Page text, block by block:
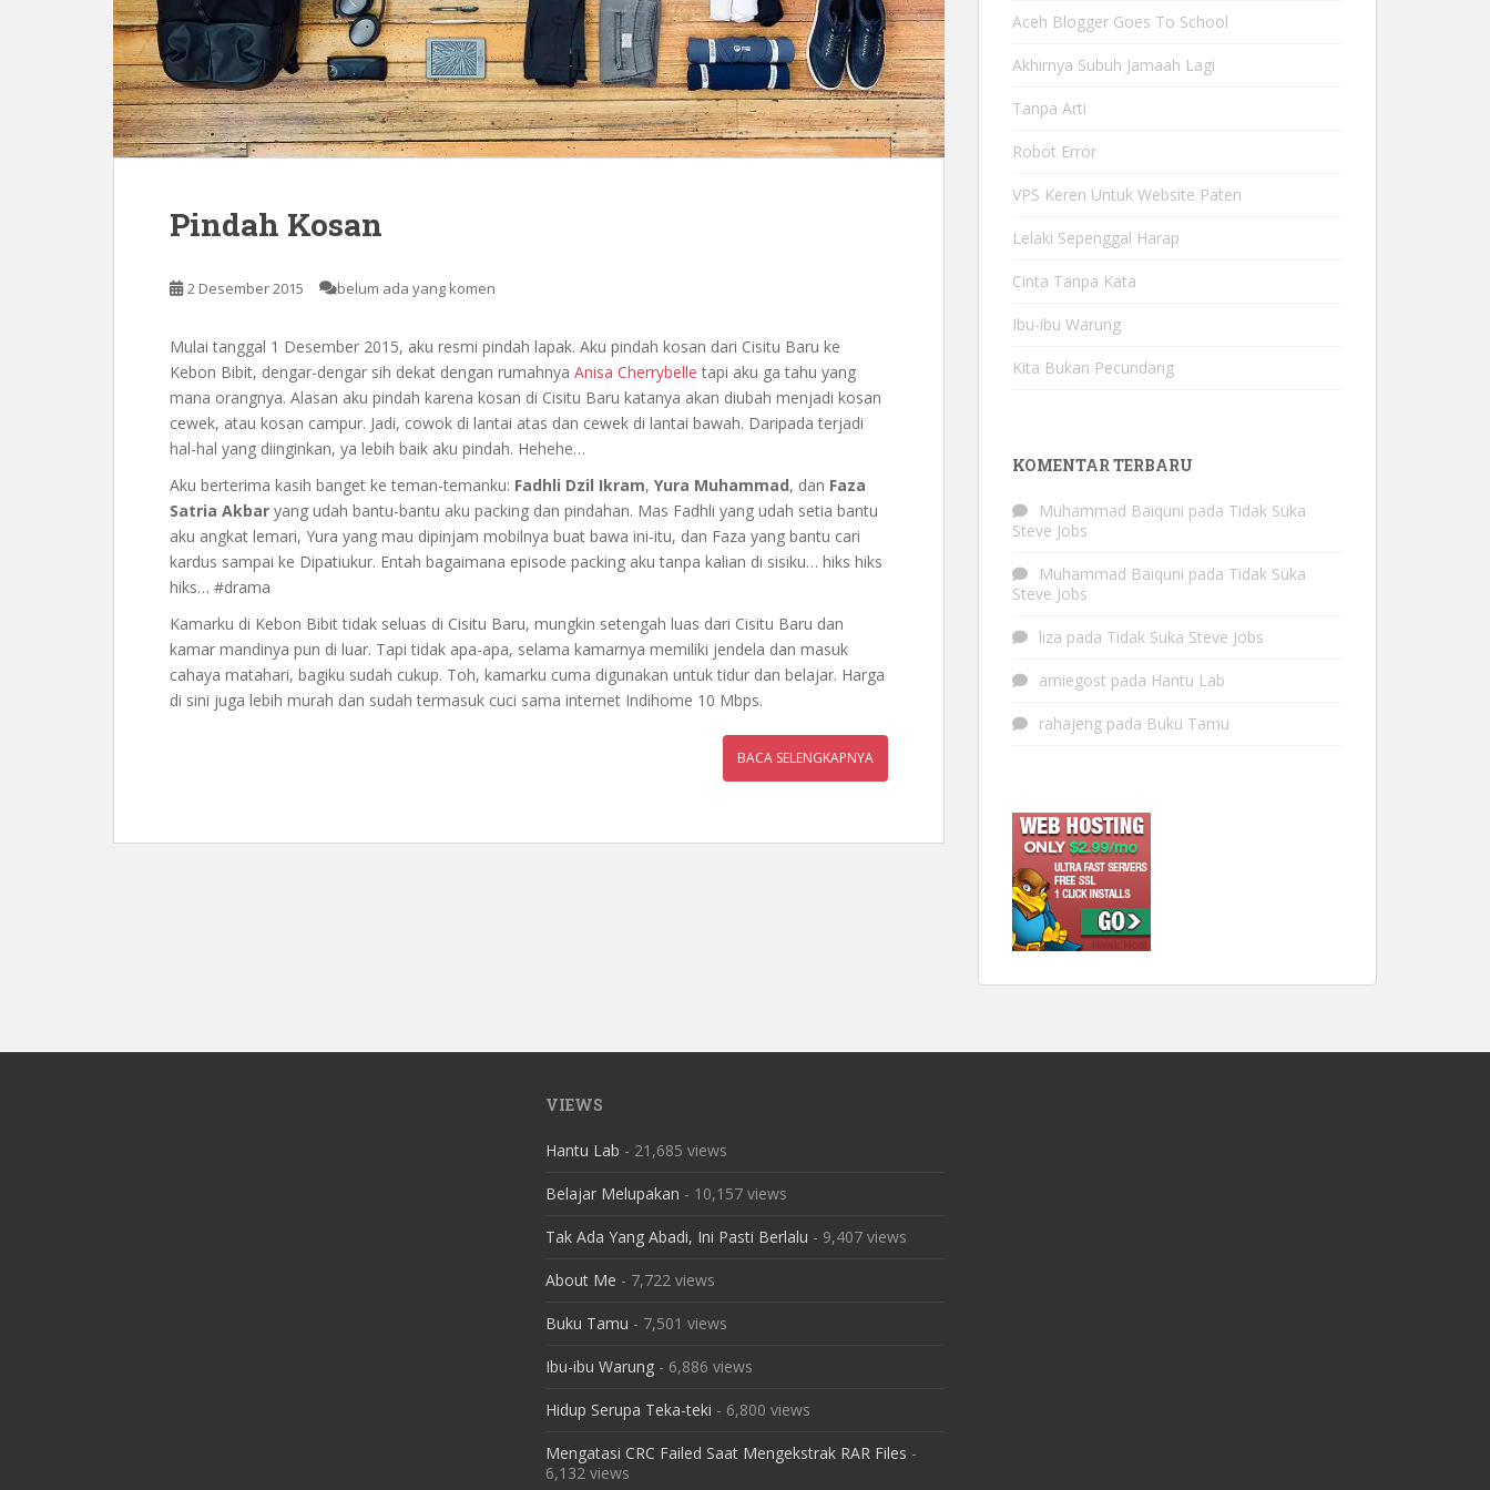
Pindah Kosan
2 Desember 2015 belum ada yang komen
Mulai tanggal 1 Desember 2015, aku resmi pindah lapak. Aku pindah kosan dari Cisitu Baru ke
Kebon Bibit, dengar-dengar sih dekat dengan rumahnya Anisa Cherrybelle tapi aku ga tahu yang
mana orangnya. Alasan aku pindah karena kosan di Cisitu Baru katanya akan diubah menjadi kosan
cewek, atau kosan campur. Jadi, cowok di lantai atas dan cewek di lantai bawah. Daripada terjadi
hal-hal yang diinginkan, ya lebih baik aku pindah. Hehehe…
Aku berterima kasih banget ke teman-temanku: Fadhli Dzil Ikram, Yura Muhammad, dan Faza
Satria Akbar yang udah bantu-bantu aku packing dan pindahan. Mas Fadhli yang udah setia bantu
aku angkat lemari, Yura yang mau dipinjam mobilnya buat bawa ini-itu, dan Faza yang bantu cari
kardus sampai ke Dipatiukur. Entah bagaimana episode packing aku tanpa kalian di sisiku… hiks hiks
hiks… #drama
Kamarku di Kebon Bibit tidak seluas di Cisitu Baru, mungkin setengah luas dari Cisitu Baru dan
kamar mandinya pun di luar. Tapi tidak apa-apa, selama kamarnya memiliki jendela dan masuk
cahaya matahari, bagiku sudah cukup. Toh, kamarku cuma digunakan untuk tidur dan belajar. Harga
di sini juga lebih murah dan sudah termasuk cuci sama internet Indihome 10 Mbps.
BACA SELENGKAPNYA
Aceh Blogger Goes To School
Akhirnya Subuh Jamaah Lagi
Tanpa Arti
Robot Error
VPS Keren Untuk Website Paten
Lelaki Sepenggal Harap
Cinta Tanpa Kata
Ibu-ibu Warung
Kita Bukan Pecundang
KOMENTAR TERBARU
Muhammad Baiquni pada Tidak Suka
Steve Jobs
Muhammad Baiquni pada Tidak Suka
Steve Jobs
liza pada Tidak Suka Steve Jobs
amiegost pada Hantu Lab
rahajeng pada Buku Tamu
VIEWS
Hantu Lab - 21,685 views
Belajar Melupakan - 10,157 views
Tak Ada Yang Abadi, Ini Pasti Berlalu - 9,407 views
About Me - 7,722 views
Buku Tamu - 7,501 views
Ibu-ibu Warung - 6,886 views
Hidup Serupa Teka-teki - 6,800 views
Mengatasi CRC Failed Saat Mengekstrak RAR Files -
6,132 views